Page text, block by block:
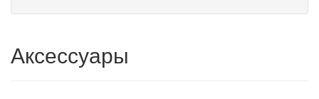
Аксессуары